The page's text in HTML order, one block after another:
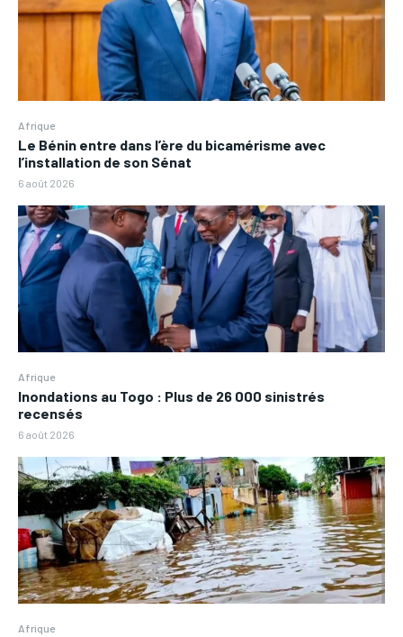
Afrique
Le Bénin entre dans l’ère du bicamérisme avec
l’installation de son Sénat
6 août 2026
Afrique
Inondations au Togo : Plus de 26 000 sinistrés
recensés
6 août 2026
Afrique